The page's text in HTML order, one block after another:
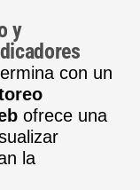
y
con un
ofrece una
la